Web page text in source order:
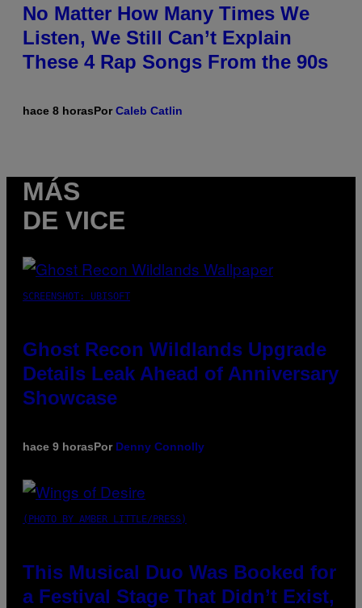
No Matter How Many Times We
Listen, We Still Can’t Explain
These 4 Rap Songs From the 90s
hace 8 horasPorCaleb Catlin
MÁS
DE VICE
SCREENSHOT: UBISOFT
Ghost Recon Wildlands Upgrade
Details Leak Ahead of Anniversary
Showcase
hace 9 horasPor Denny Connolly
(PHOTO BY AMBER LITTLE/PRESS)
This Musical Duo Was Booked for
a Festival Stage That Didn’t Exist,